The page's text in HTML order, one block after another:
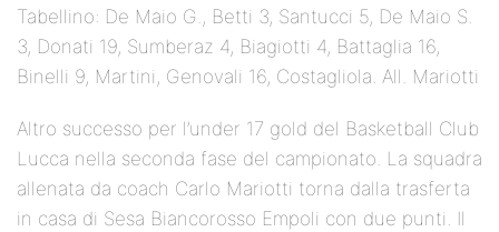
Tabellino: De Maio G., Betti 3, Santucci 5, De Maio S.
3, Donati 19, Sumberaz 4, Biagiotti 4, Battaglia 16,
Binelli 9, Martini, Genovali 16, Costagliola. All. Mariotti
Altro successo per l’under 17 gold del Basketball Club
Lucca nella seconda fase del campionato. La squadra
allenata da coach Carlo Mariotti torna dalla trasferta
in casa di Sesa Biancorosso Empoli con due punti. Il